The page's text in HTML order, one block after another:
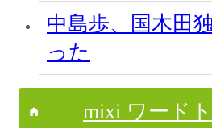
中島歩、国木田
った
mixi ワード